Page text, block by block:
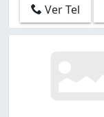
Ver Tel